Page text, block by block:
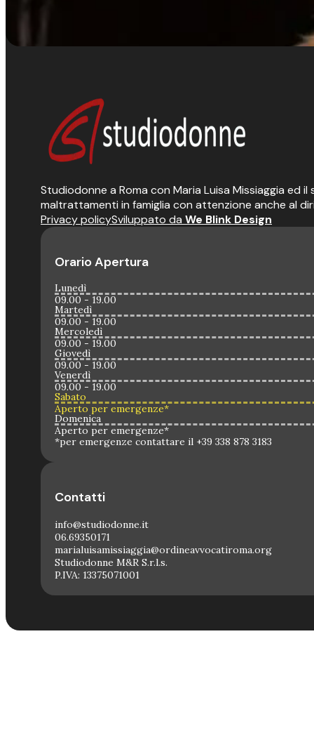
Studiodonne a Roma con Maria Luisa Missiaggia ed
maltrattamenti in famiglia con attenzione anche al
Privacy policySviluppato da We Blink Design
Orario Apertura
Lunedì
09.00 - 19.00
Martedì
09.00 - 19.00
Mercoledì
09.00 - 19.00
Giovedì
09.00 - 19.00
Venerdì
09.00 - 19.00
Sabato
Aperto per emergenze*
Domenica
Aperto per emergenze*
*per emergenze contattare il +39 338 878 3183
Contatti
info@studiodonne.it
06.69350171
marialuisamissiaggia@ordineavvocatiroma.org
Studiodonne M&R S.r.l.s.
P.IVA: 13375071001